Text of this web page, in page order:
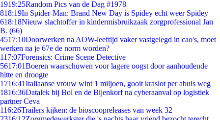
1919:25Random Pics van de Dag #1978
818:19In Spider-Man: Brand New Day is Spidey echt weer Spidey
618:18Nieuw slachtoffer in kindermisbruikzaak zorgprofessional Jan
B. (66)
4517:10Doorwerken na AOW-leeftijd vaker vastgelegd in cao's, moet
werken na je 67e de norm worden?
117:07Forensics: Crime Scene Detective
5617:01Boeren waarschuwen voor lagere oogst door aanhoudende
hitte en droogte
1716:41Italiaanse vrouw wint 1 miljoen, gooit kraslot per abuis weg
1816:36Datalek bij Bol en de Bijenkorf na cyberaanval op logistiek
partner Ceva
116:26Trailers kijken: de bioscoopreleases van week 32